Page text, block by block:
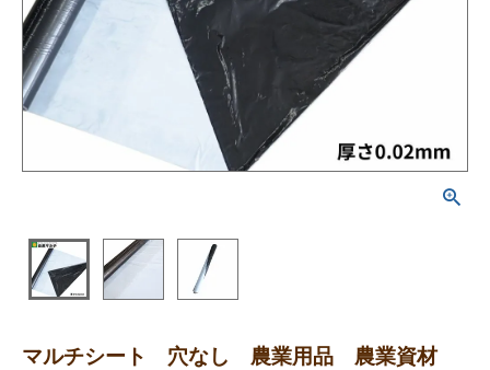
マルチシート 穴なし 農業用品 農業資材